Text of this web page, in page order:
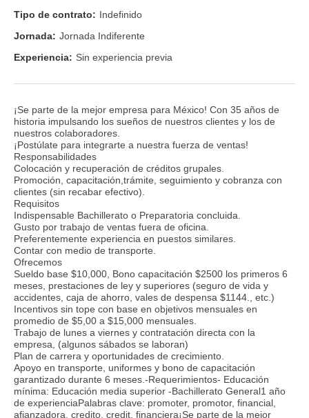
Tipo de contrato: Indefinido
Jornada: Jornada Indiferente
Experiencia: Sin experiencia previa
¡Se parte de la mejor empresa para México! Con 35 años de
historia impulsando los sueños de nuestros clientes y los de
nuestros colaboradores.
¡Postúlate para integrarte a nuestra fuerza de ventas!
Responsabilidades
Colocación y recuperación de créditos grupales.
Promoción, capacitación,trámite, seguimiento y cobranza con
clientes (sin recabar efectivo).
Requisitos
Indispensable Bachillerato o Preparatoria concluida.
Gusto por trabajo de ventas fuera de oficina.
Preferentemente experiencia en puestos similares.
Contar con medio de transporte.
Ofrecemos
Sueldo base $10,000, Bono capacitación $2500 los primeros 6
meses, prestaciones de ley y superiores (seguro de vida y
accidentes, caja de ahorro, vales de despensa $1144., etc.)
Incentivos sin tope con base en objetivos mensuales en
promedio de $5,00 a $15,000 mensuales.
Trabajo de lunes a viernes y contratación directa con la
empresa, (algunos sábados se laboran)
Plan de carrera y oportunidades de crecimiento.
Apoyo en transporte, uniformes y bono de capacitación
garantizado durante 6 meses.-Requerimientos- Educación
mínima: Educación media superior -Bachillerato General1 año
de experienciaPalabras clave: promoter, promotor, financial,
afianzadora, credito, credit, financiera¡Se parte de la mejor